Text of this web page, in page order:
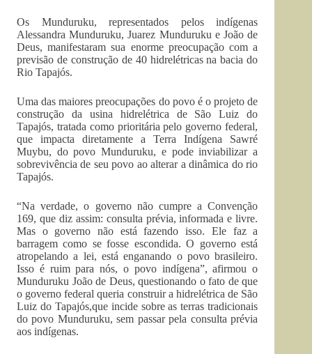
Os Munduruku, representados pelos indígenas
Alessandra Munduruku, Juarez Munduruku e João de
Deus, manifestaram sua enorme preocupação com a
previsão de construção de 40 hidrelétricas na bacia do
Rio Tapajós.
Uma das maiores preocupações do povo é o projeto de
construção da usina hidrelétrica de São Luiz do
Tapajós, tratada como prioritária pelo governo federal,
que impacta diretamente a Terra Indígena Sawré
Muybu, do povo Munduruku, e pode inviabilizar a
sobrevivência de seu povo ao alterar a dinâmica do rio
Tapajós.
“Na verdade, o governo não cumpre a Convenção
169, que diz assim: consulta prévia, informada e livre.
Mas o governo não está fazendo isso. Ele faz a
barragem como se fosse escondida. O governo está
atropelando a lei, está enganando o povo brasileiro.
Isso é ruim para nós, o povo indígena”, afirmou o
Munduruku João de Deus, questionando o fato de que
o governo federal queria construir a hidrelétrica de São
Luiz do Tapajós,que incide sobre as terras tradicionais
do povo Munduruku, sem passar pela consulta prévia
aos indígenas.